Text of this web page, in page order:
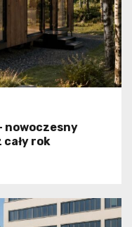
nowoczesny
cały rok